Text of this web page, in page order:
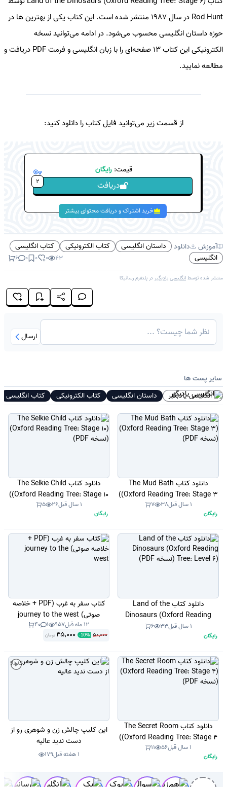
Rod Hunt در سال 1987 منتشر شده است. این کتاب یکی از بهترین ها در
حوزه داستان انگلیسی محسوب می‌شود. در ادامه می‌توانید نسخه
الکترونیکی این کتاب 13 صفحه‌ای را با زبان انگلیسی و فرمت PDF دریافت و
مطالعه نمایید.
از قسمت زیر می‌توانید فایل کتاب را دانلود کنید:
قیمت: رایگان
دریافت 2
خرید اشتراک و دریافت محتوای بیشتر
آموزش دانلود داستان انگلیسی کتاب الکترونیکی
کتاب انگلیسی
انگلیسی
43
0
0
0
6
منتشر شده توسطانگلیسی یادبگیر در پلتفرمرسانیکا
ارسال
سایر پست ها
انگلیسی یادبگیر داستان انگلیسی کتاب الکترونیکی کتاب انگلیسی
دانلود کتاب The Mud Bath
(Oxford Reading Tree: Stage 3)
(نسخه PDF) 1 سال قبل 38
7
رایگان
دانلود کتاب The Selkie Child
(Oxford Reading Tree: Stage 10)
(نسخه PDF) 1 سال قبل 26
5
رایگان
دانلود کتاب Land of the
Dinosaurs (Oxford Reading
Tree: Level 6) (نسخه PDF)
1 سال قبل 33
6
رایگان
کتاب سفر به غرب (PDF + خلاصه
صوتی) journey to the west
12 ماه قبل 957
1
40
50,000
-10%
45,000 تومان
دانلود کتاب The Secret Room
(Oxford Reading Tree: Stage 4)
(نسخه PDF) 1 سال قبل 56
11
رایگان
این کلیپ چالش زن و شوهری رو از
دست ندید عالیه
1 هفته قبل 179